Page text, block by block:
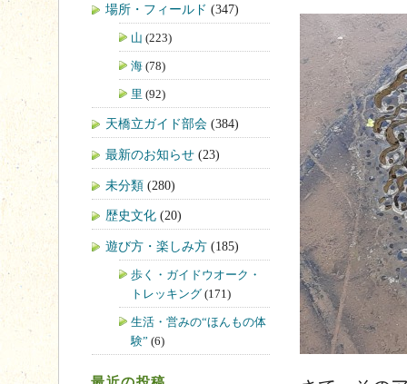
場所・フィールド (347)
山 (223)
海 (78)
里 (92)
天橋立ガイド部会 (384)
最新のお知らせ (23)
未分類 (280)
歴史文化 (20)
遊び方・楽しみ方 (185)
歩く・ガイドウオーク・
トレッキング (171)
生活・営みの“ほんもの体
験” (6)